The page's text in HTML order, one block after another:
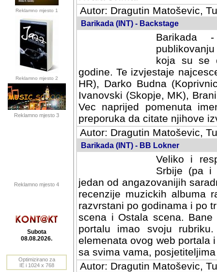
Reklamno mjesto 1
Reklamno mjesto 2
Reklamno mjesto 3
Reklamno mjesto 4
Subota
08.08.2026.
Optimizirano za
IE i 1024 x 768
Autor: Dragutin Matoševic,
Barikada (INT) - Backstage
Barikada
koja su se
godine. Te izvjestaje
HR), Darko Budna
Ivanovski (Skopje, MK),
Vec naprijed pomenuta
preporuka da citate njihove
Autor: Dragutin Matoševic,
Barikada (INT) - BB Lokner
Veliko i
Srbije (pa i
jedan od angazovanijih
recenzije muzickih albuma
razvrstani po godinama i po
scena i Ostala scena.
portalu imao svoju
elemenata ovog web portala
sa svima vama,
Autor: Dragutin Matoševic,